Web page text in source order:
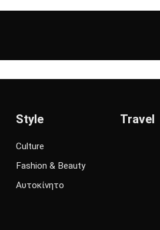
Style
Culture
Fashion & Beauty
Αυτοκίνητο
Travel